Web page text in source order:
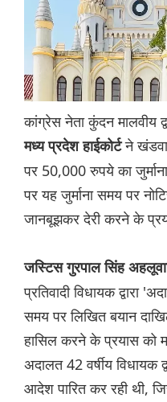
कांग्रेस नेता कुंदन मालवीय
मध्य प्रदेश हाईकोर्टने
पर 50,000 रुपये का
पर यह जुर्माना समय पर
जानबूझकर देरी करने के
ज‌स्टिस गुरपाल सिंह
प्रतिवादी विधायक
समय पर लिखित बयान
हासिल करने के प्रयास को
अदालत 42 वर्षीय विधायक
आदेश पारित कर रही थी,